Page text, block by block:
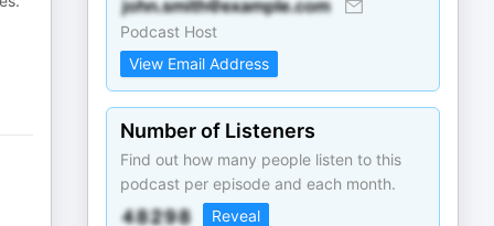
Podcast Host
View Email Address
Number of Listeners
Find out how many people listen to this
podcast per episode and each month.
Reveal